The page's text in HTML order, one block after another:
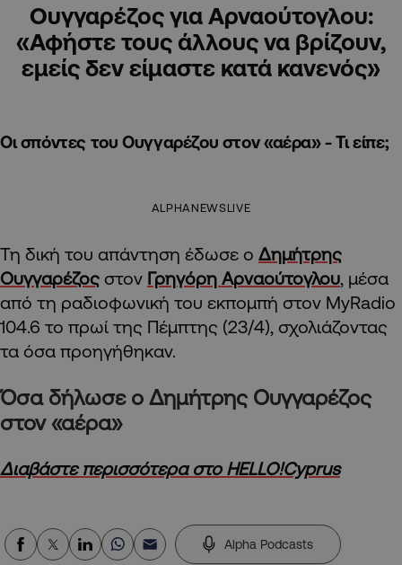
Ουγγαρέζος για Αρναούτογλου:
«Αφήστε τους άλλους να βρίζουν,
εμείς δεν είμαστε κατά κανενός»
Οι σπόντες του Ουγγαρέζου στον «αέρα» - Τι είπε;
ALPHANEWSLIVE
Τη δική του απάντηση έδωσε ο Δημήτρης
Ουγγαρέζος στον Γρηγόρη Αρναούτογλου, μέσα
από τη ραδιοφωνική του εκπομπή στον MyRadio
104.6 το πρωί της Πέμπτης (23/4), σχολιάζοντας
τα όσα προηγήθηκαν.
Όσα δήλωσε ο Δημήτρης Ουγγαρέζος
στον «αέρα»
Διαβάστε περισσότερα στο HELLO!Cyprus
Alpha Podcasts